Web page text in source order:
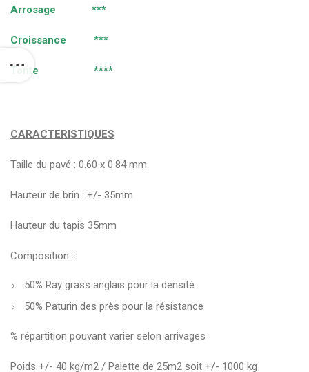
Arrosage ***
Croissance ***
Tonte ****
CARACTERISTIQUES
Taille du pavé : 0.60 x 0.84 mm
Hauteur de brin : +/- 35mm
Hauteur du tapis 35mm
Composition :
50% Ray grass anglais pour la densité
50% Paturin des près pour la résistance
% répartition pouvant varier selon arrivages
Poids +/- 40 kg/m2 / Palette de 25m2 soit +/- 1000 kg